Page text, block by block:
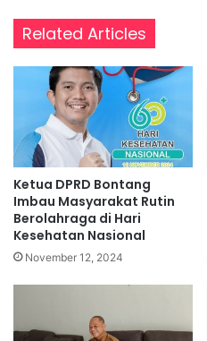
Related Articles
Ketua DPRD Bontang
Imbau Masyarakat Rutin
Berolahraga di Hari
Kesehatan Nasional
November 12, 2024